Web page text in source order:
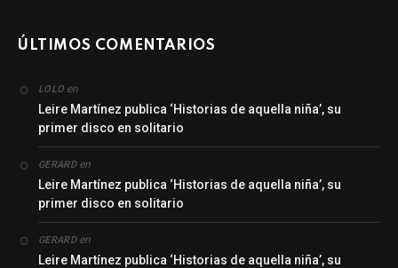
ÚLTIMOS COMENTARIOS
LOLO en
Leire Martínez publica ‘Historias de aquella niña’, su
primer disco en solitario
GERARDen
Leire Martínez publica ‘Historias de aquella niña’, su
primer disco en solitario
GERARDen
Leire Martínez publica ‘Historias de aquella niña’, su